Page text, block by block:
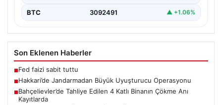
BTC 3092491 ▲ +1.06%
Son Eklenen Haberler
■Fed faizi sabit tuttu
■Hakkari’de Jandarmadan Büyük Uyuşturucu Operasyonu
■Bahçelievler’de Tahliye Edilen 4 Katlı Binanın Çökme Anı
Kayıtlarda